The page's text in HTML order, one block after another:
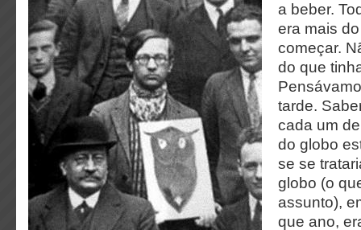
a beber.
era mais
começar.
do que
tarde.
cada um
do globo
se se
globo (o
assunto),
que ano,